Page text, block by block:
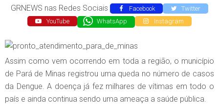
GRNEWS nas Redes Sociais Facebook
Twitter
YouTube
WhatsApp Instagram
Assim como vem ocorrendo em toda a região, o município
de Pará de Minas registrou uma queda no número de casos
da Dengue. A doença já fez milhares de vítimas em todo o
país e ainda continua sendo uma ameaça a saúde pública.